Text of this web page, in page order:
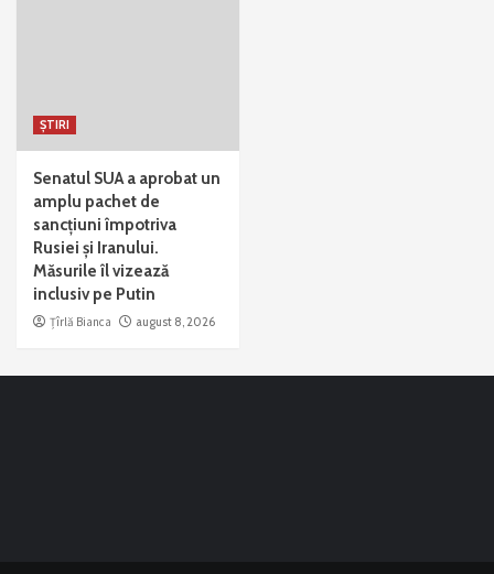
ȘTIRI
Senatul SUA a aprobat un
amplu pachet de
sancțiuni împotriva
Rusiei și Iranului.
Măsurile îl vizează
inclusiv pe Putin
Țîrlă Bianca august 8, 2026